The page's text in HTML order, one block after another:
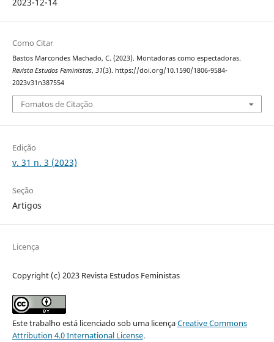
Como Citar
Bastos Marcondes Machado, C. (2023). Montadoras como espectadoras.
Revista Estudos Feministas, 31(3). https://doi.org/10.1590/1806-9584-
2023v31n387554
Fomatos de Citação
Edição
v. 31 n. 3 (2023)
Seção
Artigos
Licença
Copyright (c) 2023 Revista Estudos Feministas
Este trabalho está licenciado sob uma licençaCreative Commons
Attribution 4.0 International License.